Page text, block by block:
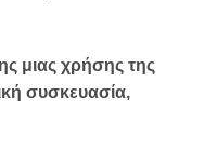
μιας χρήσης της
συσκευασία,